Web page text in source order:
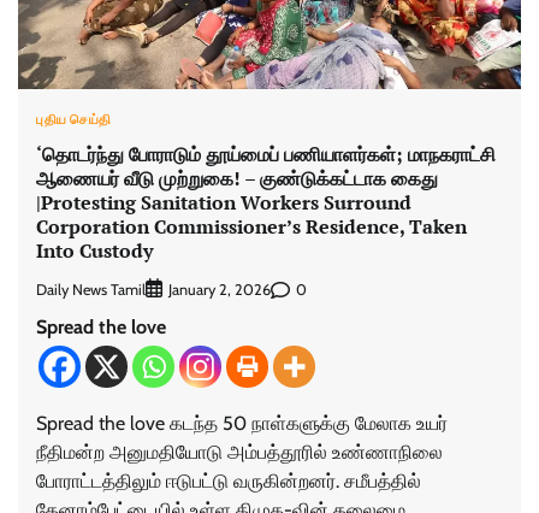
புதிய செய்தி
‘தொடர்ந்து போராடும் தூய்மைப் பணியாளர்கள்; மாநகராட்சி
ஆணையர் வீடு முற்றுகை! – குண்டுக்கட்டாக கைது
|Protesting Sanitation Workers Surround
Corporation Commissioner’s Residence, Taken
Into Custody
Daily News Tamil January 2, 2026 0
Spread the love
Spread the love கடந்த 50 நாள்களுக்கு மேலாக உயர்
நீதிமன்ற அனுமதியோடு அம்பத்தூரில் உண்ணாநிலை
போராட்டத்திலும் ஈடுபட்டு வருகின்றனர். சமீபத்தில்